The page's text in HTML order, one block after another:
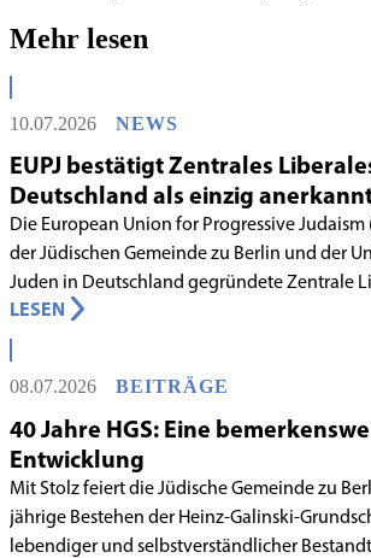
Mehr lesen
10.07.2026 NEWS
EUPJ bestätigt Zentrales
Deutschland als einzig
liberales Rabbinatsgericht
Die European Union for Progressive Judaism
der Jüdischen Gemeinde zu Berlin und der
Juden in Deutschland gegründete Zentrale
Deutschland mit Wirkung zum 1. Juni 2026
Rabbinatsgericht aufgenommen.
LESEN
08.07.2026 BEITRÄGE
40 Jahre HGS: Eine
Entwicklung
Mit Stolz feiert die Jüdische Gemeinde zu
jährige Bestehen der Heinz-Galinski-
lebendiger und selbstverständlicher